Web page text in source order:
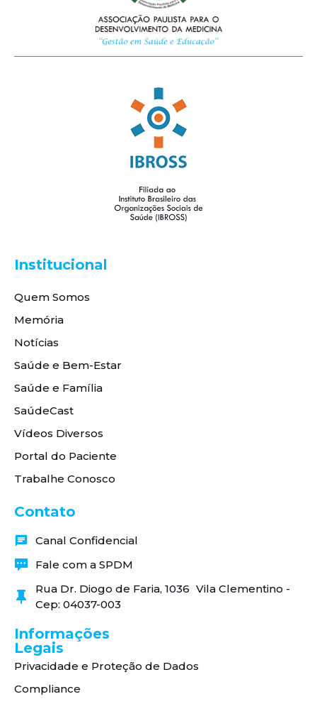
Institucional
Quem Somos
Memória
Notícias
Saúde e Bem-Estar
Saúde e Família
SaúdeCast
Vídeos Diversos
Portal do Paciente
Trabalhe Conosco
Contato
Canal Confidencial
Fale com a SPDM
Rua Dr. Diogo de Faria, 1036 Vila Clementino -
Cep: 04037-003
Informações
Legais
Privacidade e Proteção de Dados
Compliance